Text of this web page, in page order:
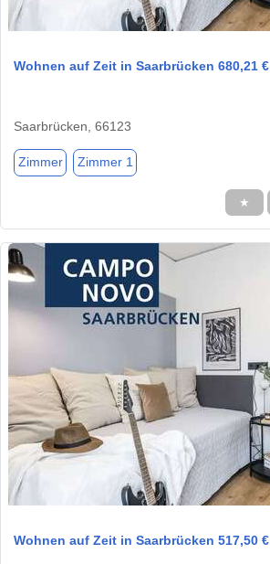
Wohnen auf Zeit in Saarbrücken 680,21 €
Saarbrücken, 66123
Zimmer Zimmer 1
★
Wohnen auf Zeit in Saarbrücken 517,50 €